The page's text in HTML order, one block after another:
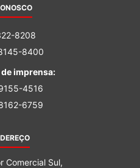
8208
8400
imprensa:
4516
6759
Comercial Sul,